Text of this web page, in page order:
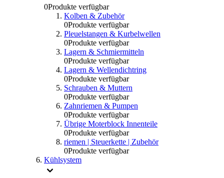
0Produkte verfügbar
Kolben & Zubehör
0Produkte verfügbar
Pleuelstangen & Kurbelwellen
0Produkte verfügbar
Lagern & Schmiermitteln
0Produkte verfügbar
Lagern & Wellendichtring
0Produkte verfügbar
Schrauben & Muttern
0Produkte verfügbar
Zahnriemen & Pumpen
0Produkte verfügbar
Übrige Moterblock Innenteile
0Produkte verfügbar
riemen | Steuerkette | Zubehör
0Produkte verfügbar
Kühlsystem